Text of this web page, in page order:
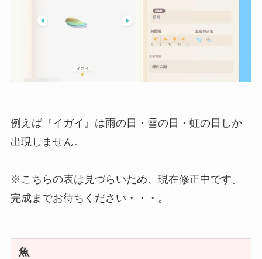
例えば『イガイ』は雨の日・雪の日・虹の日しか
出現しません。
※こちらの表は見づらいため、現在修正中です。
完成までお待ちください・・・。
魚